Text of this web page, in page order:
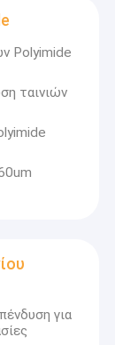
Polyimide
ταινιών
για